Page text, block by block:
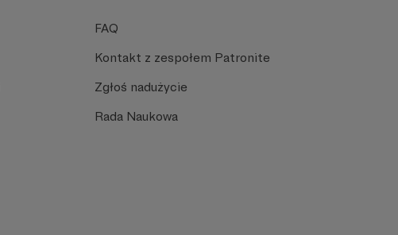
FAQ
Kontakt z zespołem Patronite
Zgłoś nadużycie
Rada Naukowa